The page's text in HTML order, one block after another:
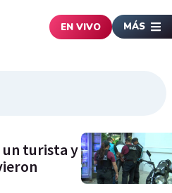
EN VIVO MÁS
turista y